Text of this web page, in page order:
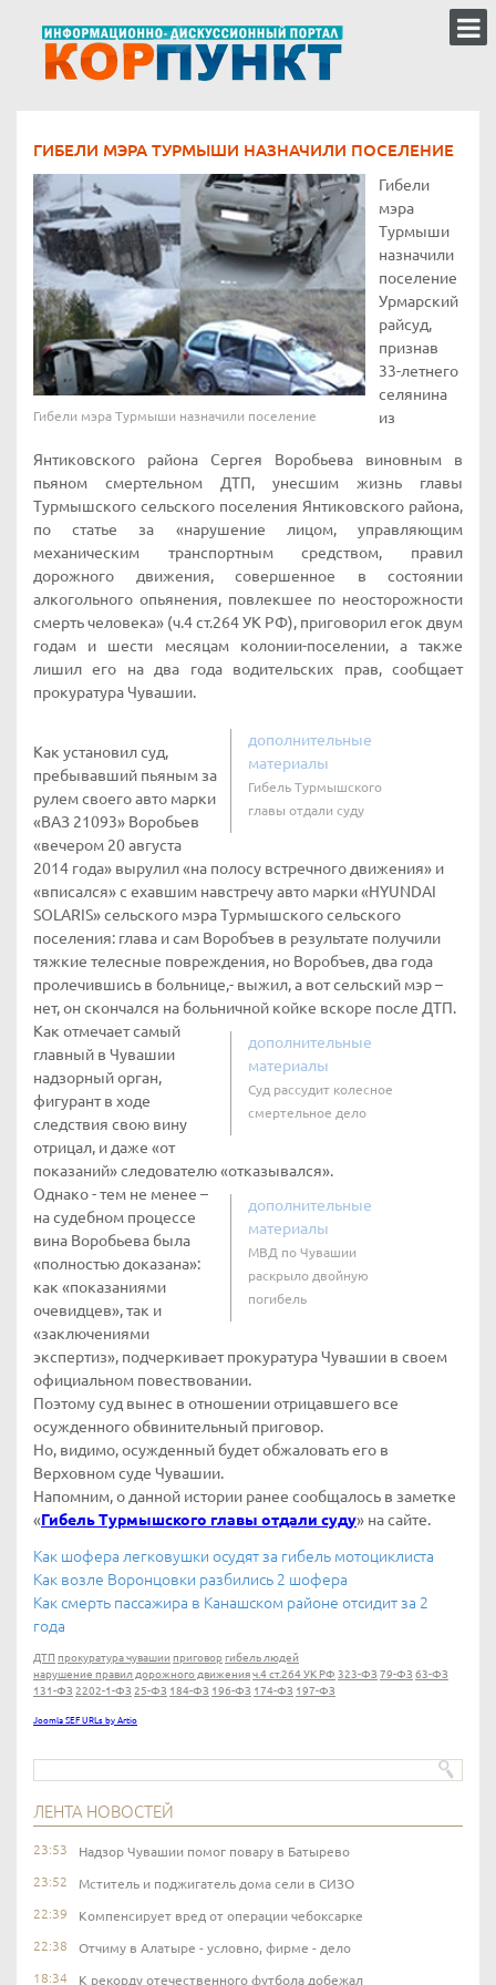
ГИБЕЛИ МЭРА ТУРМЫШИ НАЗНАЧИЛИ ПОСЕЛЕНИЕ
Гибели мэра Турмыши назначили поселение
Гибели
мэра
Турмыши
назначили
поселение
Урмарский
райсуд,
признав
33-летнего
селянина
из
Янтиковского района Сергея Воробьева виновным в
пьяном смертельном ДТП, унесшим жизнь главы
Турмышского сельского поселения Янтиковского района,
по статье за «нарушение лицом, управляющим
механическим транспортным средством, правил
дорожного движения, совершенное в состоянии
алкогольного опьянения, повлекшее по неосторожности
смерть человека» (ч.4 ст.264 УК РФ), приговорил егок двум
годам и шести месяцам колонии-поселении, а также
лишил его на два года водительских прав, сообщает
прокуратура Чувашии.
дополнительные
материалы
Гибель Турмышского
главы отдали суду
Как установил суд,
пребывавший пьяным за
рулем своего авто марки
«ВАЗ 21093» Воробьев
«вечером 20 августа
2014 года» вырулил «на полосу встречного движения» и
«вписался» с ехавшим навстречу авто марки «HYUNDAI
SOLARIS» сельского мэра Турмышского сельского
поселения: глава и сам Воробъев в результате получили
тяжкие телесные повреждения, но Воробъев, два года
пролечившись в больнице,- выжил, а вот сельский мэр –
нет, он скончался на больничной койке вскоре после ДТП.
дополнительные
материалы
Суд рассудит колесное
смертельное дело
Как отмечает самый
главный в Чувашии
надзорный орган,
фигурант в ходе
следствия свою вину
отрицал, и даже «от
показаний» следователю «отказывался».
дополнительные
материалы
МВД по Чувашии
раскрыло двойную
погибель
Однако - тем не менее –
на судебном процессе
вина Воробьева была
«полностью доказана»:
как «показаниями
очевидцев», так и
«заключениями
экспертиз», подчеркивает прокуратура Чувашии в своем
официальном повествовании.
Поэтому суд вынес в отношении отрицавшего все
осужденного обвинительный приговор.
Но, видимо, осужденный будет обжаловать его в
Верховном суде Чувашии.
Напомним, о данной истории ранее сообщалось в заметке
«Гибель Турмышского главы отдали суду» на сайте.
Как шофера легковушки осудят за гибель мотоциклиста
Как возле Воронцовки разбились 2 шофера
Как смерть пассажира в Канашском районе отсидит за 2
года
ДТП прокуратура чувашии приговоргибель людей
нарушение правил дорожного движенияч.4 ст.264 УК РФ 323-ФЗ 79-ФЗ 63-ФЗ
131-ФЗ 2202-1-ФЗ 25-ФЗ 184-ФЗ 196-ФЗ 174-ФЗ 197-ФЗ
Joomla SEF URLs by Artio
ЛЕНТА НОВОСТЕЙ
23:53 Надзор Чувашии помог повару в Батырево
23:52 Мститель и поджигатель дома сели в СИЗО
22:39 Компенсирует вред от операции чебоксарке
22:38 Отчиму в Алатыре - условно, фирме - дело
18:34 К рекорду отечественного футбола добежал